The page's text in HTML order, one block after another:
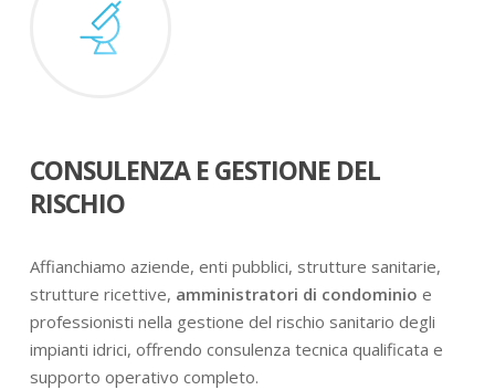
CONSULENZA E GESTIONE DEL
RISCHIO
Affianchiamo aziende, enti pubblici, strutture sanitarie,
strutture ricettive, amministratori di condominio e
professionisti nella gestione del rischio sanitario degli
impianti idrici, offrendo consulenza tecnica qualificata e
supporto operativo completo.